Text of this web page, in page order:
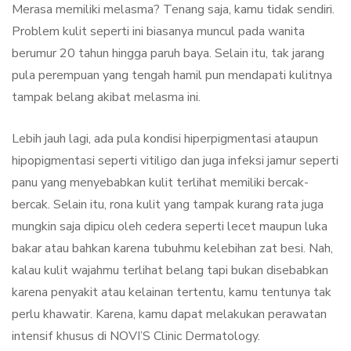
Merasa memiliki melasma? Tenang saja, kamu tidak sendiri.
Problem kulit seperti ini biasanya muncul pada wanita
berumur 20 tahun hingga paruh baya. Selain itu, tak jarang
pula perempuan yang tengah hamil pun mendapati kulitnya
tampak belang akibat melasma ini.
Lebih jauh lagi, ada pula kondisi hiperpigmentasi ataupun
hipopigmentasi seperti vitiligo dan juga infeksi jamur seperti
panu yang menyebabkan kulit terlihat memiliki bercak-
bercak. Selain itu, rona kulit yang tampak kurang rata juga
mungkin saja dipicu oleh cedera seperti lecet maupun luka
bakar atau bahkan karena tubuhmu kelebihan zat besi. Nah,
kalau kulit wajahmu terlihat belang tapi bukan disebabkan
karena penyakit atau kelainan tertentu, kamu tentunya tak
perlu khawatir. Karena, kamu dapat melakukan perawatan
intensif khusus di NOVI’S Clinic Dermatology.